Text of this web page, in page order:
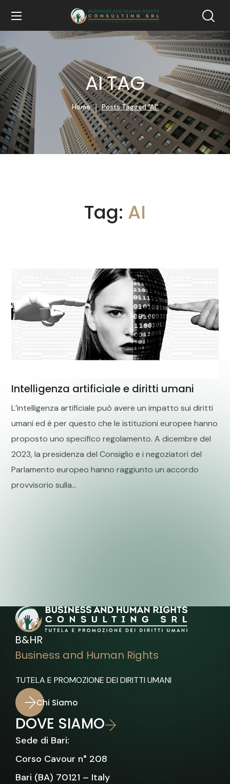
AI TAG
Home Posts Tagged "AI"
Tag: AI
Intelligenza artificiale e diritti umani
L’intelligenza artificiale può avere un impatto sui diritti
umani ed è per questo che le istituzioni europee hanno
proposto uno specifico regolamento. A dicembre del
2023, la presidenza del Consiglio e i negoziatori del
Parlamento europeo hanno raggiunto un accordo
provvisorio sulla...
B&HR
Business and Human Rights
TUTELA E PROMOZIONE DEI DIRITTI UMANI
Chi Siamo
DOVE SIAMO
Sede di Bari:
Corso Cavour n° 208
Bari (BA) 70121 – Italy